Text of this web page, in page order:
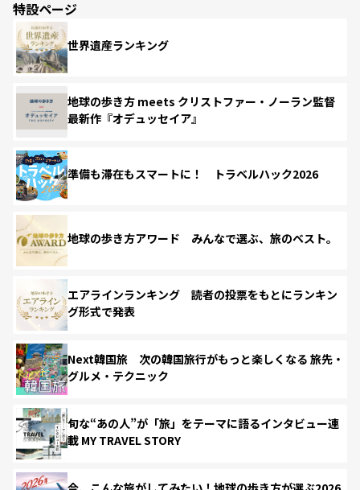
特設ページ
世界遺産ランキング
地球の歩き方 meets クリストファー・ノーラン監督
最新作『オデュッセイア』
準備も滞在もスマートに！ トラベルハック2026
地球の歩き方アワード みんなで選ぶ、旅のベスト。
エアラインランキング 読者の投票をもとにランキン
グ形式で発表
Next韓国旅 次の韓国旅行がもっと楽しくなる 旅先・
グルメ・テクニック
旬な“あの人”が「旅」をテーマに語るインタビュー連
載 MY TRAVEL STORY